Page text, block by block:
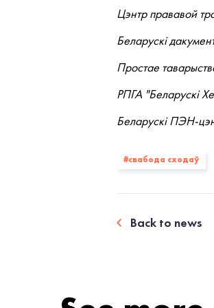
Цэнтр прававой
Беларускі
Простае
РПГА "Беларускі
Беларускі ПЭН-
#свабода сходаў
Back to news